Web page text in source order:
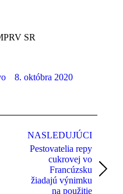
SR
8. októbra 2020
NASLEDUJÚCI
post:
Pestovatelia repy
cukrovej vo
Francúzsku
žiadajú výnimku
na použitie